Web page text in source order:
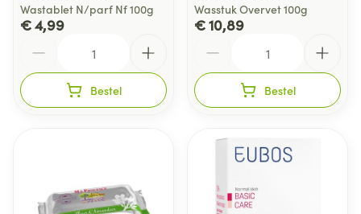
Wastablet N/parf Nf 100g
€ 4,99
Bestel
Wasstuk Overvet 100g
€ 10,89
Bestel